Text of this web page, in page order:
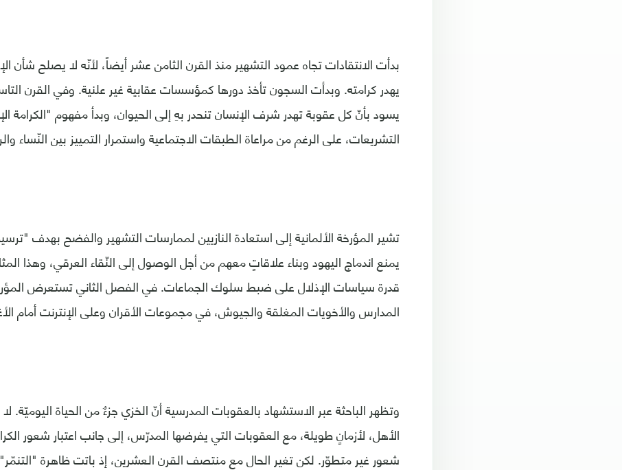
بدأت الانتقادات تجاه عمود التشهير منذ القرن الثامن عشر أيضاً، لأنّه لا يصلح شأن
يهدر كرامته. وبدأت السجون تأخذ دورها كمؤسسات عقابية غير علنية. وفي القرن
يسود بأنّ كل عقوبة تهدر شرف الإنسان تنحدر بهِ إلى الحيوان، وبدأ مفهوم "الكرامة
التشريعات، على الرغم من مراعاة الطبقات الاجتماعية واستمرار التمييز بين النّساء
تشير المؤرخة الألمانية إلى استعادة النازيين لممارسات التشهير والفضح بهدف
يمنع اندماج اليهود وبناء علاقاتٍ معهم من أجل الوصول إلى النّقاء العرقي، وهذا
قدرة سياسات الإذلال على ضبط سلوك الجماعات. في الفصل الثاني تستعرض
المدارس والأخويات المغلقة والجيوش، في مجموعات الأقران وعلى الإنترنت أمام
وتظهر الباحثة عبر الاستشهاد بالعقوبات المدرسية أنّ الخزي جزءٌ من الحياة
الأهل، لأزمانٍ طويلة، مع العقوبات التي يفرضها المدرّس، إلى جانب اعتبار شعور
شعور غير متطوّر. لكن تغير الحال مع منتصف القرن العشرين، إذ باتت ظاهرة